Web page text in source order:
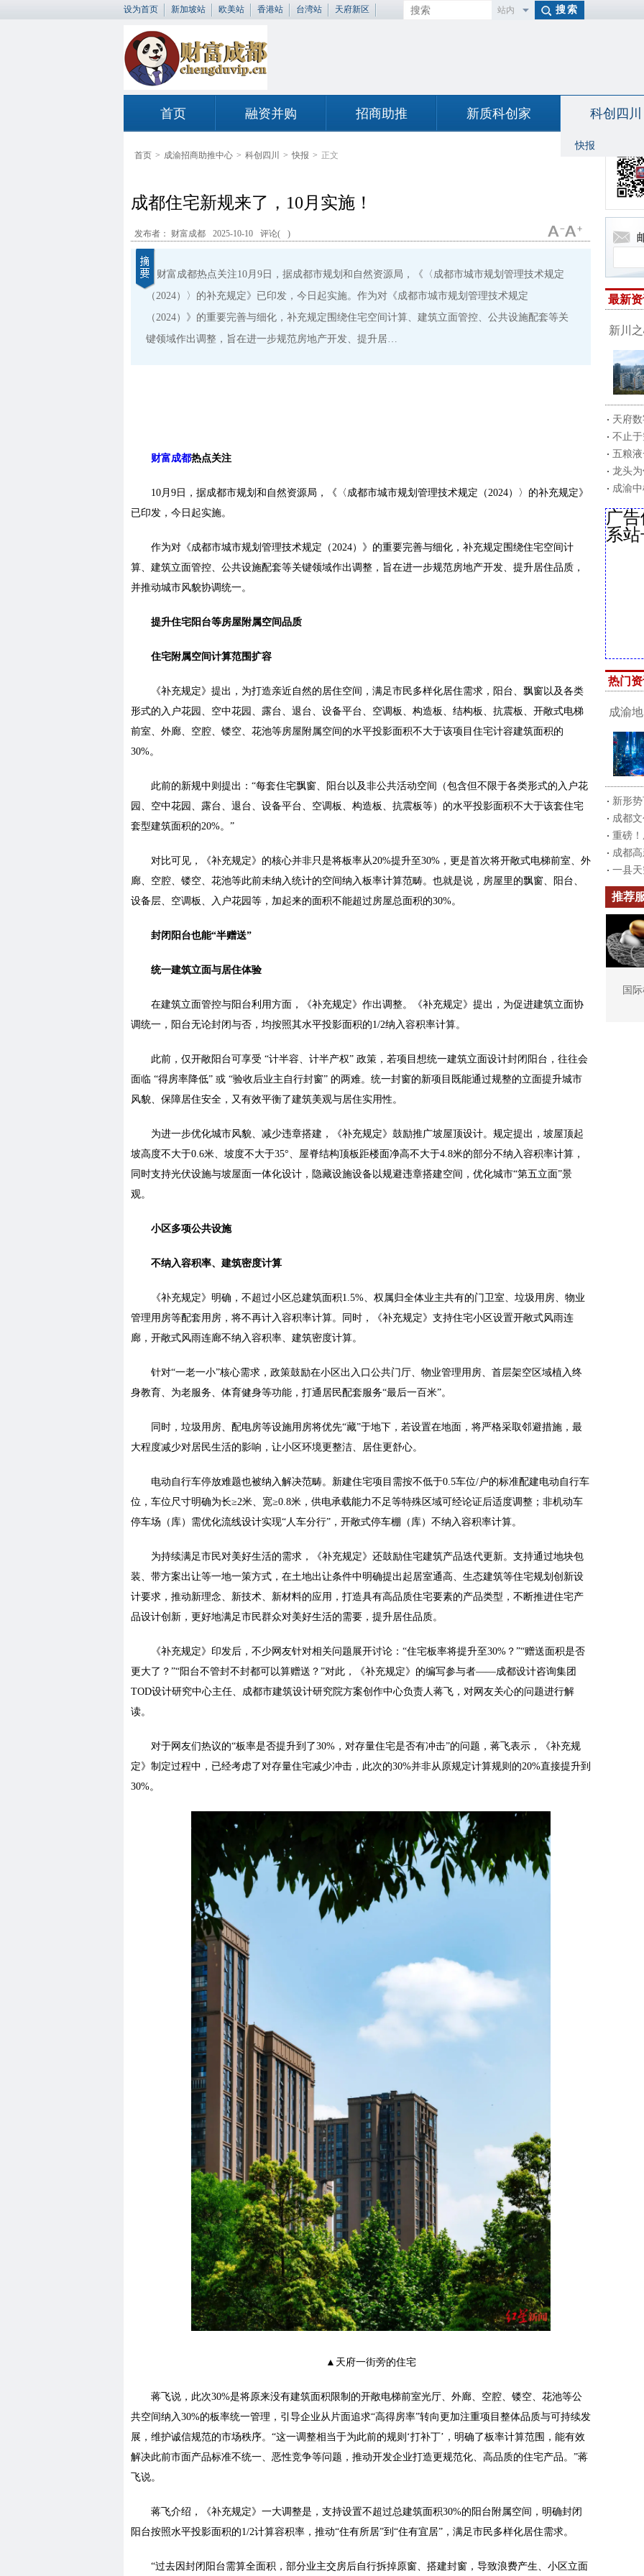
设为首页 新加坡站 欧美站 香港站 台湾站 天府新区
站内
首页 融资并购 招商助推 新质科创家 科创四川
快报
首页 > 成渝招商助推中心 > 科创四川 > 快报 > 正文
成都住宅新规来了，10月实施！
发布者： 财富成都 2025-10-10 评论( )
财富成都热点关注10月9日，据成都市规划和自然资源局，《〈成都市城市规划管理技术规定
（2024）〉的补充规定》已印发，今日起实施。作为对《成都市城市规划管理技术规定
（2024）》的重要完善与细化，补充规定围绕住宅空间计算、建筑立面管控、公共设施配套等关
键领域作出调整，旨在进一步规范房地产开发、提升居…
财富成都热点关注
10月9日，据成都市规划和自然资源局，
《〈成都市城市规划管理技术规定（2024）〉的补充规定》
已印发，今日起实施。
作为对《成都市城市规划管理技术规定（2024）》的重要完善与细化，补充规定围绕住宅空间计
算、建筑立面管控、公共设施配套等关键领域作出调整，旨在进一步规范房地产开发、提升居住品质，
并推动城市风貌协调统一。
提升住宅阳台等房屋附属空间品质
住宅附属空间计算范围扩容
《补充规定》提出，为打造亲近自然的居住空间，满足市民多样化居住需求，阳台、飘窗以及各类
形式的入户花园、空中花园、露台、退台、设备平台、空调板、构造板、结构板、抗震板、开敞式电梯
前室、外廊、空腔、镂空、花池等房屋附属空间的水平投影面积不大于该项目住宅计容建筑面积的
30%。
此前的新规中则提出：“每套住宅飘窗、阳台以及非公共活动空间（包含但不限于各类形式的入户花
园、空中花园、露台、退台、设备平台、空调板、构造板、抗震板等）的水平投影面积不大于该套住宅
套型建筑面积的20%。”
对比可见，《补充规定》的核心并非只是将板率从20%提升至30%，更是首次将开敞式电梯前室、外
廊、空腔、镂空、花池等此前未纳入统计的空间纳入板率计算范畴。也就是说，房屋里的飘窗、阳台、
设备层、空调板、入户花园等，加起来的面积不能超过房屋总面积的30%。
封闭阳台也能“半赠送”
统一建筑立面与居住体验
在建筑立面管控与阳台利用方面，《补充规定》作出调整。《补充规定》提出，为促进建筑立面协
调统一，阳台无论封闭与否，均按照其水平投影面积的1/2纳入容积率计算。
此前，仅开敞阳台可享受 “计半容、计半产权” 政策，若项目想统一建筑立面设计封闭阳台，往往会
面临 “得房率降低” 或 “验收后业主自行封窗” 的两难。统一封窗的新项目既能通过规整的立面提升城市
风貌、保障居住安全，又有效平衡了建筑美观与居住实用性。
为进一步优化城市风貌、减少违章搭建，《补充规定》鼓励推广坡屋顶设计。规定提出，坡屋顶起
坡高度不大于0.6米、坡度不大于35°、屋脊结构顶板距楼面净高不大于4.8米的部分不纳入容积率计算，
同时支持光伏设施与坡屋面一体化设计，隐藏设施设备以规避违章搭建空间，优化城市“第五立面”景
观。
小区多项公共设施
不纳入容积率、建筑密度计算
《补充规定》明确，不超过小区总建筑面积1.5%、权属归全体业主共有的门卫室、垃圾用房、物业
管理用房等配套用房，将不再计入容积率计算。同时，《补充规定》支持住宅小区设置开敞式风雨连
廊，开敞式风雨连廊不纳入容积率、建筑密度计算。
针对“一老一小”核心需求，政策鼓励在小区出入口公共门厅、物业管理用房、首层架空区域植入终
身教育、为老服务、体育健身等功能，打通居民配套服务“最后一百米”。
同时，垃圾用房、配电房等设施用房将优先“藏”于地下，若设置在地面，将严格采取邻避措施，最
大程度减少对居民生活的影响，让小区环境更整洁、居住更舒心。
电动自行车停放难题也被纳入解决范畴。新建住宅项目需按不低于0.5车位/户的标准配建电动自行车
位，车位尺寸明确为长≥2米、宽≥0.8米，供电承载能力不足等特殊区域可经论证后适度调整；非机动车
停车场（库）需优化流线设计实现“人车分行”，开敞式停车棚（库）不纳入容积率计算。
为持续满足市民对美好生活的需求，《补充规定》还鼓励住宅建筑产品迭代更新。支持通过地块包
装、带方案出让等一地一策方式，在土地出让条件中明确提出起居室通高、生态建筑等住宅规划创新设
计要求，推动新理念、新技术、新材料的应用，打造具有高品质住宅要素的产品类型，不断推进住宅产
品设计创新，更好地满足市民群众对美好生活的需要，提升居住品质。
《补充规定》印发后，不少网友针对相关问题展开讨论：“住宅板率将提升至30%？”“赠送面积是否
更大了？”“阳台不管封不封都可以算赠送？”对此，《补充规定》的编写参与者——成都设计咨询集团
TOD设计研究中心主任、成都市建筑设计研究院方案创作中心负责人蒋飞，对网友关心的问题进行解
读。
对于网友们热议的“板率是否提升到了30%，对存量住宅是否有冲击”的问题，蒋飞表示，《补充规
定》制定过程中，已经考虑了对存量住宅减少冲击，此次的30%并非从原规定计算规则的20%直接提升到
30%。
▲天府一街旁的住宅
蒋飞说，此次30%是将原来没有建筑面积限制的开敞电梯前室光厅、外廊、空腔、镂空、花池等公
共空间纳入30%的板率统一管理，引导企业从片面追求“高得房率”转向更加注重项目整体品质与可持续发
展，维护诚信规范的市场秩序。“这一调整相当于为此前的规则‘打补丁’，明确了板率计算范围，能有效
解决此前市面产品标准不统一、恶性竞争等问题，推动开发企业打造更规范化、高品质的住宅产品。”蒋
飞说。
蒋飞介绍，《补充规定》一大调整是，支持设置不超过总建筑面积30%的阳台附属空间，明确封闭
阳台按照水平投影面积的1/2计算容积率，推动“住有所居”到“住有宜居”，满足市民多样化居住需求。
“过去因封闭阳台需算全面积，部分业主交房后自行拆掉原窗、搭建封窗，导致浪费产生、小区立面
最新
新川
天府
不止
五粮
龙头
成渝
广
系
热门
成渝
新形
成都
重磅
成都
一县
推荐
国